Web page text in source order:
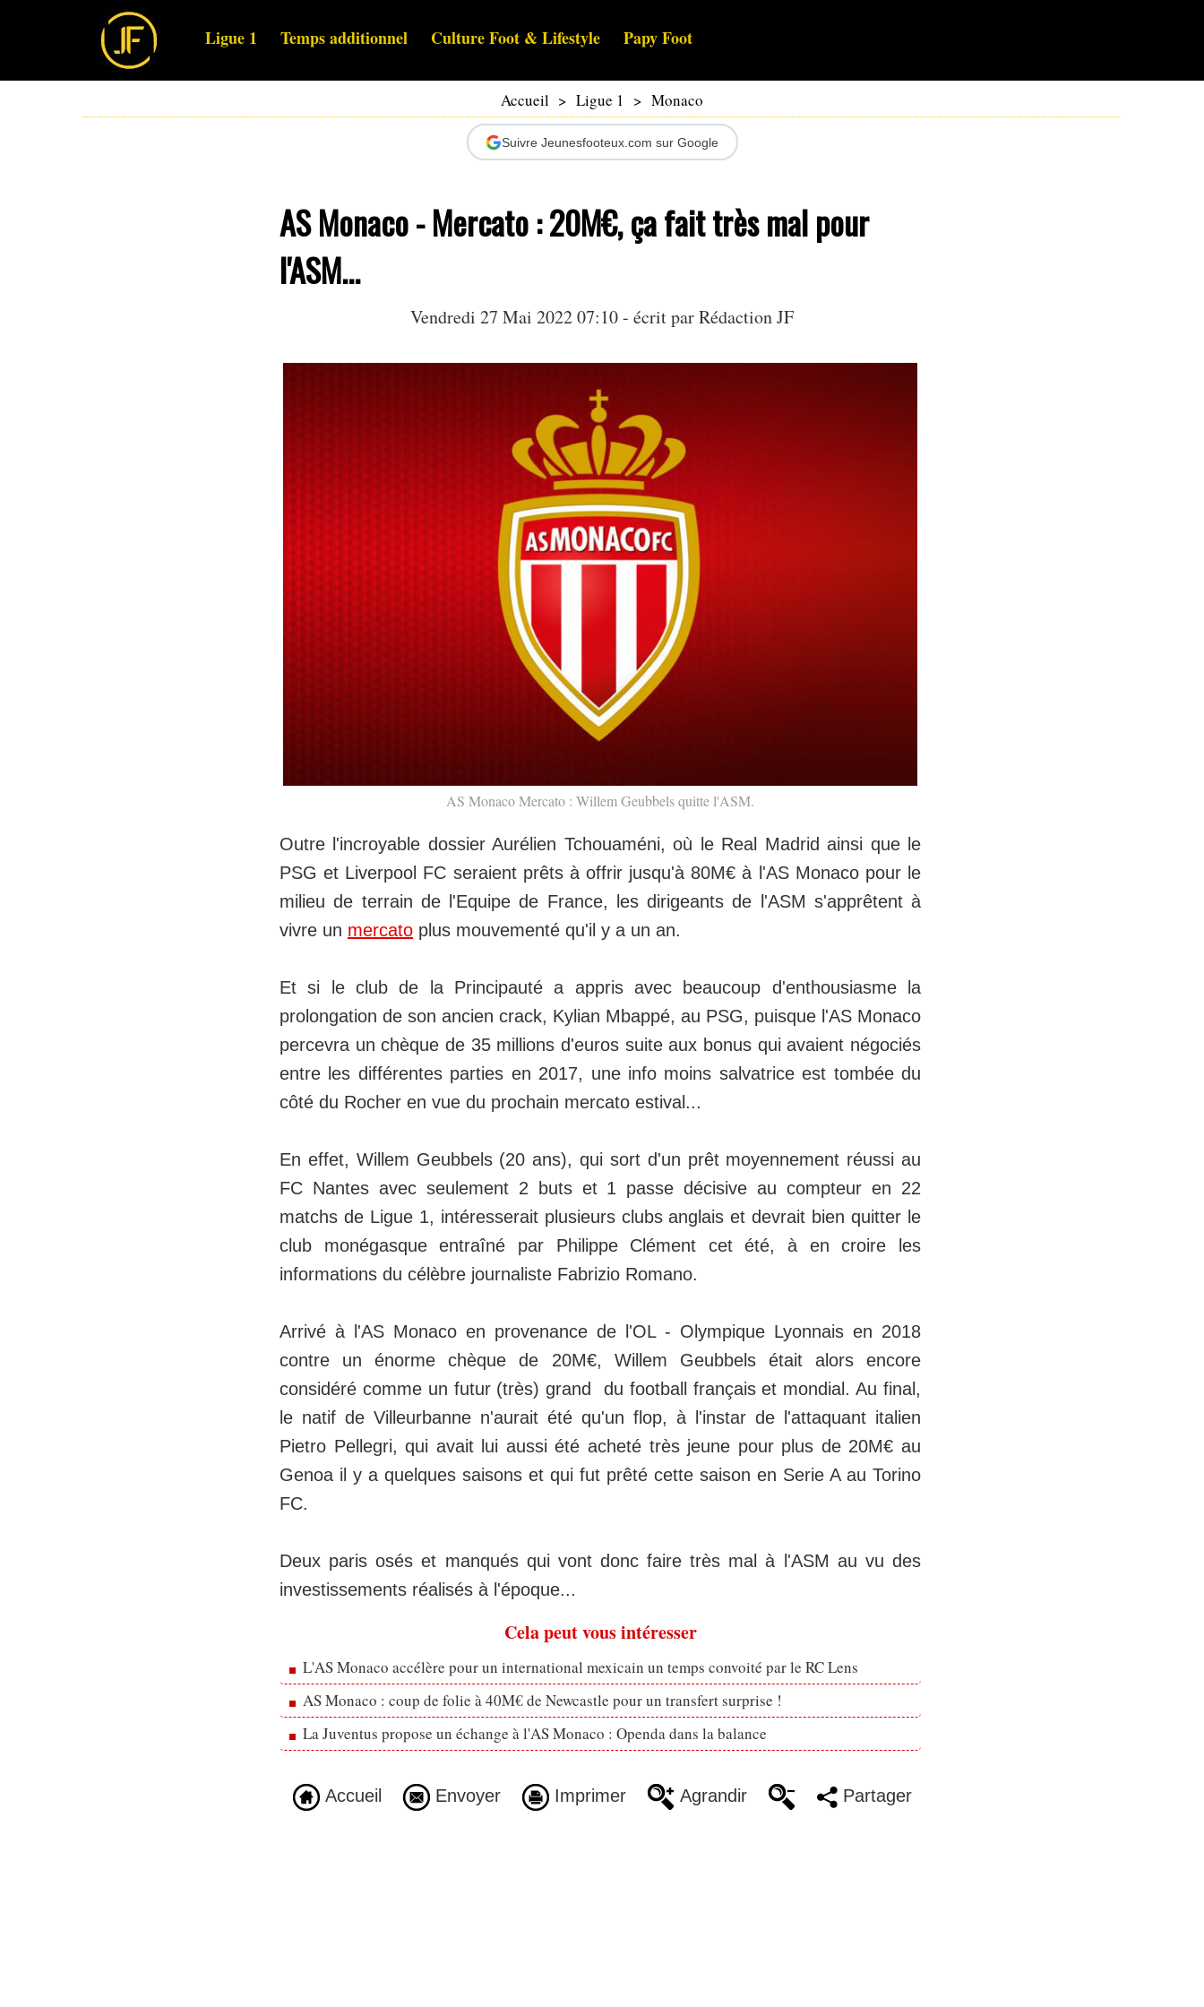
Ligue 1 Temps additionnel Culture Foot & Lifestyle Papy Foot
Accueil > Ligue 1 > Monaco
Suivre Jeunesfooteux.com sur Google
AS Monaco - Mercato : 20M€, ça fait très mal pour
l'ASM...
Vendredi 27 Mai 2022 07:10 - écrit par Rédaction JF
AS Monaco Mercato : Willem Geubbels quitte l'ASM.
Outre l'incroyable dossier Aurélien Tchouaméni, où le Real Madrid ainsi que le
PSG et Liverpool FC seraient prêts à offrir jusqu'à 80M€ à l'AS Monaco pour le
milieu de terrain de l'Equipe de France, les dirigeants de l'ASM s'apprêtent à
vivre un mercato plus mouvementé qu'il y a un an.
Et si le club de la Principauté a appris avec beaucoup d'enthousiasme la
prolongation de son ancien crack, Kylian Mbappé, au PSG, puisque l'AS Monaco
percevra un chèque de 35 millions d'euros suite aux bonus qui avaient négociés
entre les différentes parties en 2017, une info moins salvatrice est tombée du
côté du Rocher en vue du prochain mercato estival...
En effet, Willem Geubbels (20 ans), qui sort d'un prêt moyennement réussi au
FC Nantes avec seulement 2 buts et 1 passe décisive au compteur en 22
matchs de Ligue 1, intéresserait plusieurs clubs anglais et devrait bien quitter le
club monégasque entraîné par Philippe Clément cet été, à en croire les
informations du célèbre journaliste Fabrizio Romano.
Arrivé à l'AS Monaco en provenance de l'OL - Olympique Lyonnais en 2018
contre un énorme chèque de 20M€, Willem Geubbels était alors encore
considéré comme un futur (très) grand du football français et mondial. Au final,
le natif de Villeurbanne n'aurait été qu'un flop, à l'instar de l'attaquant italien
Pietro Pellegri, qui avait lui aussi été acheté très jeune pour plus de 20M€ au
Genoa il y a quelques saisons et qui fut prêté cette saison en Serie A au Torino
FC.
Deux paris osés et manqués qui vont donc faire très mal à l'ASM au vu des
investissements réalisés à l'époque...
Cela peut vous intéresser
L'AS Monaco accélère pour un international mexicain un temps convoité par le RC Lens
AS Monaco : coup de folie à 40M€ de Newcastle pour un transfert surprise !
La Juventus propose un échange à l'AS Monaco : Openda dans la balance
Accueil Envoyer Imprimer Agrandir Partager